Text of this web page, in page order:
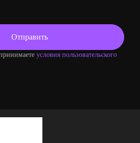
условия пользовательского